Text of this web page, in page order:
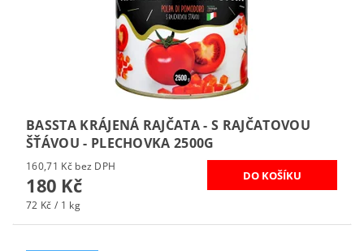
BASSTA KRÁJENÁ RAJČATA - S RAJČATOVOU
ŠŤÁVOU - PLECHOVKA 2500G
160,71 Kč bez DPH
180 Kč
72 Kč / 1 kg